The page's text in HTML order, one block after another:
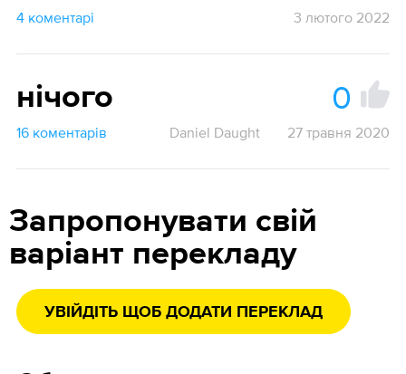
4 коментарі
3 лютого 2022
нічого 0
16 коментарів Daniel Daught 27 травня 2020
Запропонувати свій
варіант перекладу
УВІЙДІТЬ ЩОБ ДОДАТИ ПЕРЕКЛАД